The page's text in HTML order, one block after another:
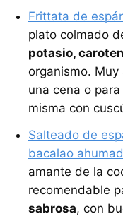
Frittata de
plato colmado
potasio,
organismo.
una cena o
misma con
Salteado de
bacalao
amante de la
recomendable
sabrosa, con